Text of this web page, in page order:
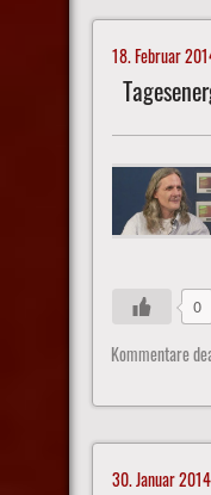
18. Februar
0
Kommentare
30. Januar 2014